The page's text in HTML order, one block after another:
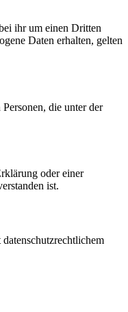
ihr um einen Dritten
Daten erhalten, gelten
die unter der
oder einer
ist.